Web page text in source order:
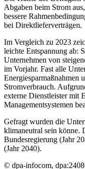
Abgaben beim Strom
bessere
bei Direktlieferverträgen.
Im Vergleich zu 2023
leichte Entspannung ab:
Unternehmen von
im Vorjahr. Fast alle
Energiesparmaßnahmen
Stromverbrauch.
externe Dienstleister mit
Managementsystemen
Gefragt wurden die
klimaneutral sein könne.
Bundesregierung (Jahr
(Jahr 2040).
© dpa-infocom,